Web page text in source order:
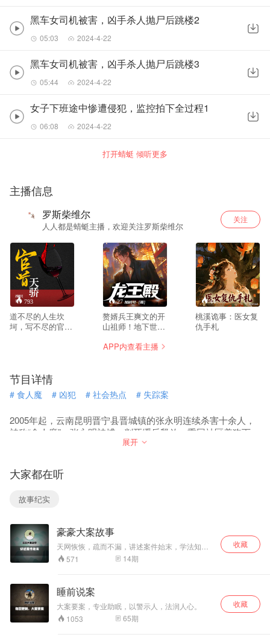
黑车女司机被害，凶手杀人抛尸后跳楼2
05:03 2024-4-22
黑车女司机被害，凶手杀人抛尸后跳楼3
05:44 2024-4-22
女子下班途中惨遭侵犯，监控拍下全过程1
06:08 2024-4-22
打开蜻蜓 倾听更多
主播信息
罗斯柴维尔
人人都是蜻蜓主播，欢迎关注罗斯柴维尔
关注
793
道不尽的人生坎
坷，写不尽的官场
了历史上最年轻的
镇长。斗贪平黑整
治安，过关斩将求
从一介小小的镇
长，平步青云，直
美人膝，笑看风云
起？情场得意，官
笑。
27
赘婿兵王爽文的开
山祖师！地下世界
总裁家的女婿! 全
是那龙王殿之主，
婿！ 全网渠道爆
销！宠妻狂魔张玄
来临！
44
桃溪诡事：医女复
仇手札
APP内查看主播
节目详情
# 食人魔 # 凶犯 # 社会热点 # 失踪案
2005年起，云南昆明晋宁县晋城镇的张永明连续杀害十余人，
被称“食人魔”。张永明被捕、判死缓后释放，重回社区养狗下
棋，期间又有男性青年失踪。警方虽介入调查，但部分案件未
引发村民对张永明的怀疑。
展开
大家都在听
故事纪实
豪豪大案故事
天网恢恢，疏而不漏，讲述案件始末，学法知法
懂法。以案为鉴，警钟长鸣！
571 14期
收藏
睡前说案
大案要案，专业助眠，以警示人，法润人心。
1053
65期
收藏